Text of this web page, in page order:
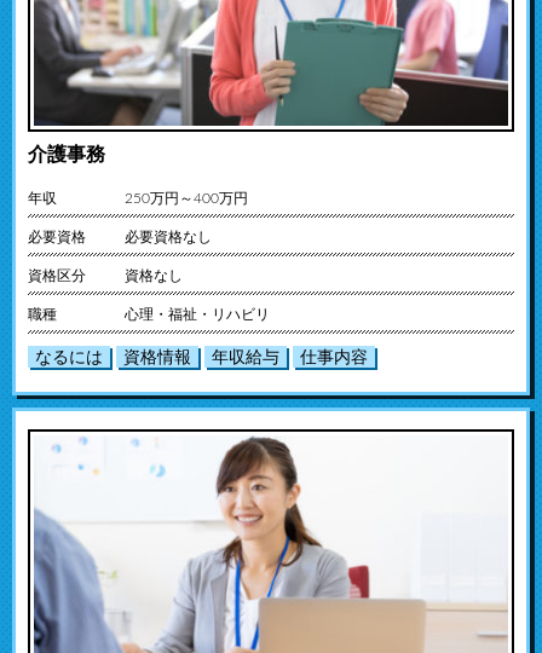
介護事務
年収 250万円～400万円
必要資格 必要資格なし
資格区分 資格なし
職種 心理・福祉・リハビリ
なるには 資格情報 年収給与 仕事内容